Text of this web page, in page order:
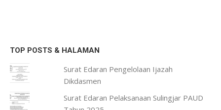
TOP POSTS & HALAMAN
Surat Edaran Pengelolaan Ijazah
Dikdasmen
Surat Edaran Pelaksanaan Sulingjar PAUD